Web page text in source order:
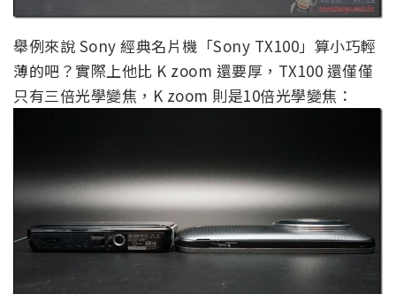
舉例來說 Sony 經典名片機「Sony TX100」算小巧輕
薄的吧？實際上他比 K zoom 還要厚，TX100 還僅僅
只有三倍光學變焦，K zoom 則是10倍光學變焦：